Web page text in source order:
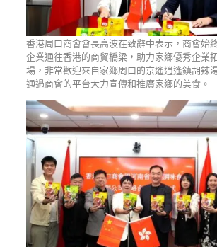
香港周口商會會長高波在致辭中表示，商會始
企業通往香港的商貿橋梁，助力家鄉優秀企業
場，非常歡迎來自家鄉周口的京遙逍遙鎮胡辣
通過商會的平台大力宣傳和推廣家鄉的美食。